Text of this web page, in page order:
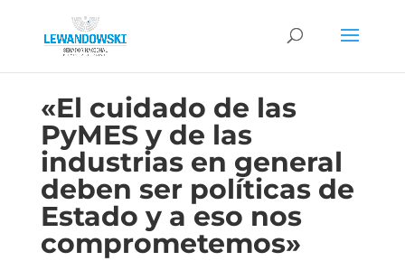
«El cuidado de las
PyMES y de las
industrias en general
deben ser políticas de
Estado y a eso nos
comprometemos»